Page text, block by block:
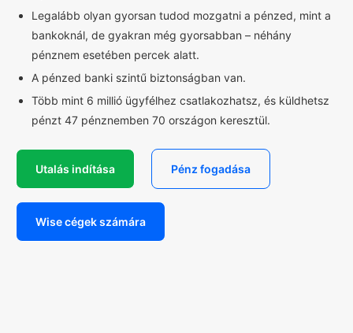
Legalább olyan gyorsan tudod mozgatni a pénzed, mint a
bankoknál, de gyakran még gyorsabban – néhány
pénznem esetében percek alatt.
A pénzed banki szintű biztonságban van.
Több mint 6 millió ügyfélhez csatlakozhatsz, és küldhetsz
pénzt 47 pénznemben 70 országon keresztül.
Utalás indítása Pénz fogadása
Wise cégek számára